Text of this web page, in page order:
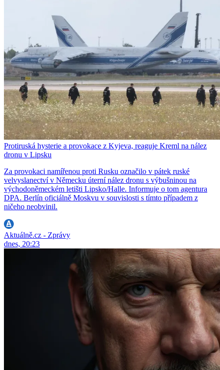
Protiruská hysterie a provokace z Kyjeva, reaguje Kreml na nález
dronu v Lipsku
Za provokaci namířenou proti Rusku označilo v pátek ruské
velvyslanectví v Německu úterní nález dronu s výbušninou na
východoněmeckém letišti Lipsko/Halle. Informuje o tom agentura
DPA. Berlín oficiálně Moskvu v souvislosti s tímto případem z
ničeho neobvinil.
Aktuálně.cz - Zprávy
dnes, 20:23